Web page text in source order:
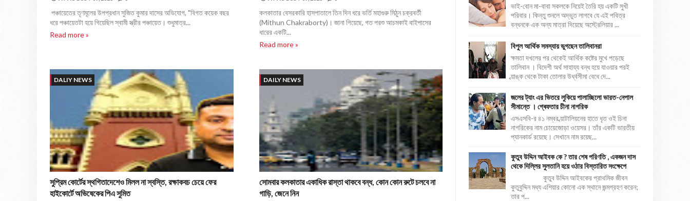
পঞ্চায়েতের তৃণমূলের উপপ্রধান সুজিত কুমার দাসের অভিযোগ, "বিগত কয়েক বছর
ধরে পঞ্চায়েতটা হয়ে গিয়েছিল স্বামী স্ত্রীর পঞ্চায়েত। শুধুমাত্র...
Read more »
কলকাতার বেসরকারি হাসপাতালে তিন দিন ধরে ভর্তি মহাগুরু মিঠুন চক্রবর্তী
(Mithun Chakraborty)। জানা গিয়েছে, গত পরশু আচমকাই বাইপাসের
ধারের একটি...
Read more »
DALIY NEWS
সুপ্রিম কোর্টের স্থগিতাদেশেও মিলল না স্বস্তি, রক্ষাকবচ চেয়ে ফের
হাইকোর্টে অভিষেকের পিএ সুমিত
DAILY NEWS
সোমবার কলকাতার একাধিক রাস্তা থাকবে বন্ধ, কোন কোন রুটে চলবে না
গাড়ি, জেনে নিন
ভাই-বোন মা-বাবা সকলকে নিয়েই তৈরি হয় একটি সুখী
পরিবার। কিন্তু শুনলে অদ্ভুত লাগবে যে এই পবিত্র
বন্ধনকে এক অন্য মাত্রা দিয়েছে অস্ট্রেলিয়ার ...
বিপুল আর্থিক সমস্যায় ভুগছেন তালিবানরা
ক্ষমতা দখলের পর থেকেই আর্থিক কষ্টের মুখে পড়েছে
তালিবান । বিদেশী অর্থ সাহায্য বন্ধ হয়ে যাওয়ার পরই
ব্য়াঙ্ক থেকে টাকা তোলার উর্ধ্বসীমা বেধে দে...
জলের ট্যাং এর ভিতরে লুকিয়ে পালাচ্ছিলো ভারত-নেপাল
সীমান্তে । গ্ৰেফতার চীনা নাগরিক
এসএসবি-র ৪১ নম্বর ব্য়াটালিয়নের হাতে ধৃত ওই চিনা
নাগরিকের নাম চোয়েজোড়া ওয়েসর। তাঁর একটি ভারতীয়
প্যানকার্ড রয়েছে। সেখানে নাম রয়েছ...
কুতুব উদ্দিন আইবক কে ? তার শেষ পরিণতি , একজন দাস
থেকে দিল্লির সুলতানি হয়ে ওঠার বিস্তারিত সংক্ষেপে
কুতুব উদ্দিন আইবকের প্রাথমিক জীবন
কুতুবুদ্দিন মধ্য এশিয়ার কোনো এক স্থানে জন্মগ্রহণ করেন;
তার প...